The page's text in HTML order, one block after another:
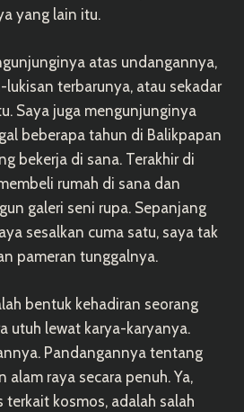
yang lain itu.
atas undangannya,
terbarunya, atau sekadar
Saya juga mengunjunginya
beberapa tahun di Balikpapan
bekerja di sana. Terakhir di
rumah di sana dan
galeri seni rupa. Sepanjang
sesalkan cuma satu, saya tak
pameran tunggalnya.
bentuk kehadiran seorang
utuh lewat karya-karyanya.
Pandangannya tentang
alam raya secara penuh. Ya,
terkait kosmos, adalah salah